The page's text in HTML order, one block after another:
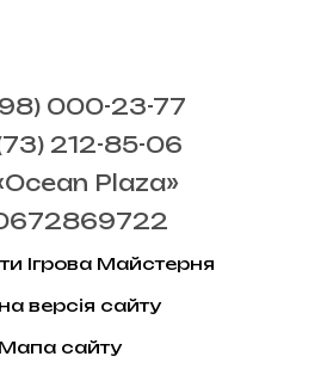
000-23-77
212-85-06
Plaza»
Ігрова Майстерня
версія сайту
Мапа сайту